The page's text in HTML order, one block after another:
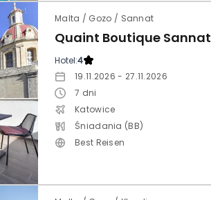
Malta / Gozo / Sannat
Quaint Boutique Sannat
Hotel:4
19.11.2026 - 27.11.2026
7 dni
Katowice
Śniadania (BB)
Best Reisen